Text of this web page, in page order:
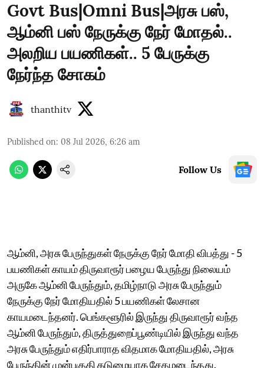
Govt Bus|Omni Bus|அரசு பஸ்,
ஆம்னி பஸ் நேருக்கு நேர் மோதல்..
அலறிய பயணிகள்.. 5 பேருக்கு
நேர்ந்த சோகம்
thanthitv
Published on: 08 Jul 2026, 6:26 am
Follow Us
ஆம்னி, அரசு பேருந்துகள் நேருக்கு நேர் மோதி விபத்து - 5
பயணிகள் காயம் திருவாரூர் பழைய பேருந்து நிலையம்
அருகே ஆம்னி பேருந்தும், தமிழ்நாடு அரசு பேருந்தும்
நேருக்கு நேர் மோதியதில் 5 பயணிகள் லேசான
காயமடைந்தனர். பெங்களூரில் இருந்து திருவாரூர் வந்த
ஆம்னி பேருந்தும், திருத்துறைப்பூண்டியில் இருந்து வந்த
அரசு பேருந்தும் எதிர்பாராத விதமாக மோதியதில், அரசு
பேருந்தின் முன்பகுதி கடுமையாக சேதமடைந்தது.